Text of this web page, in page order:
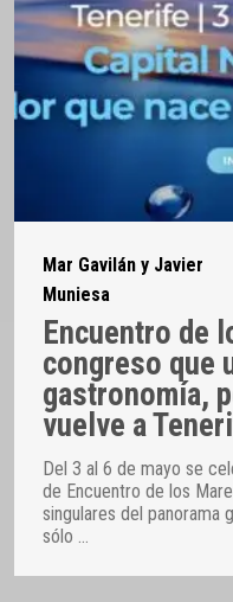
Mar Gavilán y Javier
Muniesa
Encuentro de
congreso que
gastronomía,
vuelve a
Del 3 al 6 de mayo se
de Encuentro de los
singulares del panorama
sólo …